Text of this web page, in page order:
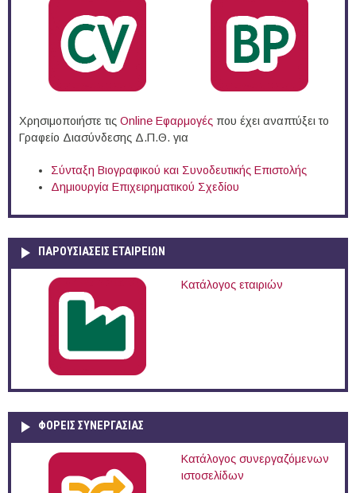
Χρησιμοποιήστε τις Online Eφαρμογές που έχει αναπτύξει το
Γραφείο Διασύνδεσης Δ.Π.Θ. για
Σύνταξη Βιογραφικού και Συνοδευτικής Επιστολής
Δημιουργία Επιχειρηματικού Σχεδίου
ΠΑΡΟΥΣΙΆΣΕΙΣ ΕΤΑΙΡΕΙΏΝ
Κατάλογος εταιριών
ΦΟΡΕΙΣ ΣΥΝΕΡΓΑΣΙΑΣ
Κατάλογος συνεργαζόμενων
ιστοσελίδων